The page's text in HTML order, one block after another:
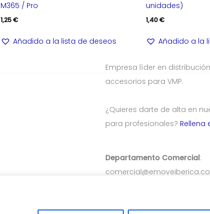
M365 / Pro
1,25€
Añadido a la lista de deseos
unidades)
1,40€
Añadido a la
Empresa líder en
accesorios para VMP.
¿Quieres darte de alta en
para profesionales? Rellena
Departamento Comercial: